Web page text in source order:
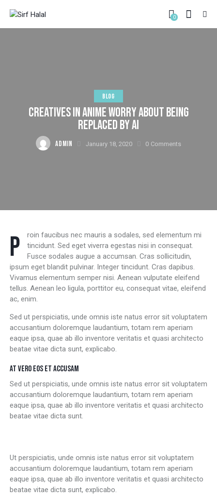
0
BLOG
CREATIVES IN ANIME WORRY ABOUT BEING
REPLACED BY AI
ADMIN January 18, 2020 0 Comments
Proin faucibus nec mauris a sodales, sed elementum mi
tincidunt. Sed eget viverra egestas nisi in consequat.
Fusce sodales augue a accumsan. Cras sollicitudin,
ipsum eget blandit pulvinar. Integer tincidunt. Cras dapibus.
Vivamus elementum semper nisi. Aenean vulputate eleifend
tellus. Aenean leo ligula, porttitor eu, consequat vitae, eleifend
ac, enim.
Sed ut perspiciatis, unde omnis iste natus error sit voluptatem
accusantium doloremque laudantium, totam rem aperiam
eaque ipsa, quae ab illo inventore veritatis et quasi architecto
beatae vitae dicta sunt, explicabo.
AT VERO EOS ET ACCUSAM
Sed ut perspiciatis, unde omnis iste natus error sit voluptatem
accusantium doloremque laudantium, totam rem aperiam
eaque ipsa, quae ab illo inventore veritatis et quasi architecto
beatae vitae dicta sunt.
Ut perspiciatis, unde omnis iste natus error sit voluptatem
accusantium doloremque laudantium, totam rem aperiam
eaque ipsa, quae ab illo inventore veritatis et quasi architecto
beatae vitae dicta sunt, explicabo.